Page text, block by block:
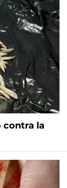
contra la